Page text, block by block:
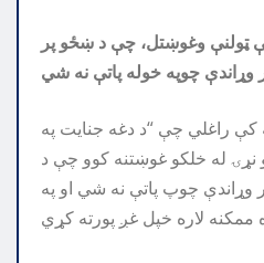
ټولنې وغوښتل، چې د ښځو پر
وړاندې چوپه خوله پاتې نه شي
کې راغلي چې “د دغه جنایت په
نړۍ له خلکو غوښتنه کوو چې د
وړاندې چوپ پاتې نه شي او په